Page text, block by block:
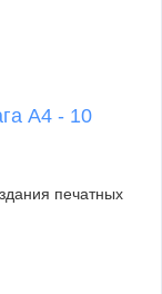
А4 - 10
печатных